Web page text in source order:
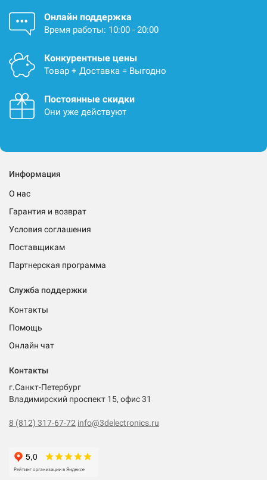
Онлайн поддержка
Время работы: 10:00 - 20:00
Конкурентные цены
Товар + Доставка = Выгодно
Постоянные скидки
Они уже действуют
Информация
О нас
Гарантия и возврат
Условия соглашения
Поставщикам
Партнерская программа
Служба поддержки
Контакты
Помощь
Онлайн чат
Контакты
г.Санкт-Петербург
Владимирский проспект 15, офис 31
8 (812) 317-67-72 info@3delectronics.ru